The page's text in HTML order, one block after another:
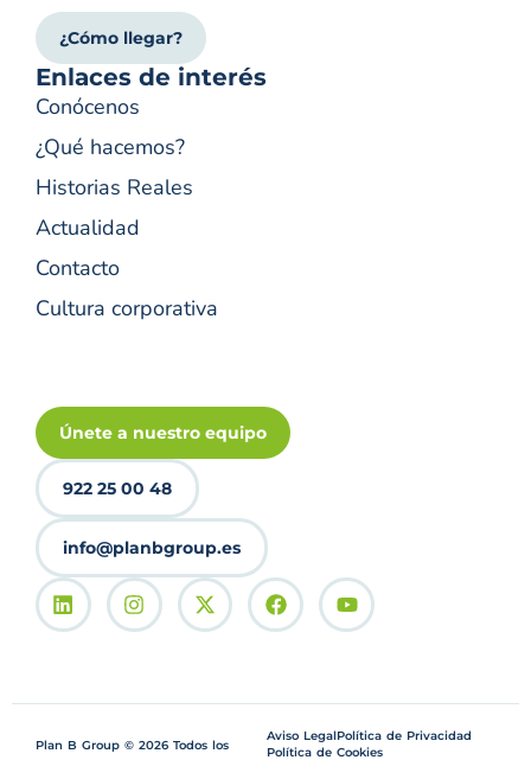
¿Cómo llegar?
Enlaces de interés
Conócenos
¿Qué hacemos?
Historias Reales
Actualidad
Contacto
Cultura corporativa
Únete a nuestro equipo
922 25 00 48
info@planbgroup.es
Plan B Group © 2026 Todos los
Aviso LegalPolítica de Privacidad
Política de Cookies